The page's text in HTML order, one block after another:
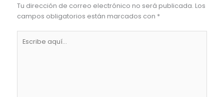
Tu dirección de correo electrónico no será publicada. Los
campos obligatorios están marcados con *
aquí...